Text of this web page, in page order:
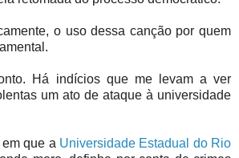
o uso dessa canção por quem
Há indícios que me levam a ver
um ato de ataque à universidade
em que a Universidade Estadual do Rio